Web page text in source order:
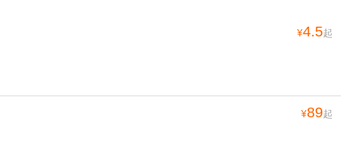
¥4.5起
¥89起